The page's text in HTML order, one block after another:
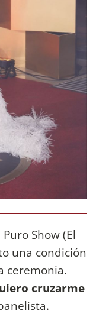
Show (El
una condición
ceremonia.
cruzarme